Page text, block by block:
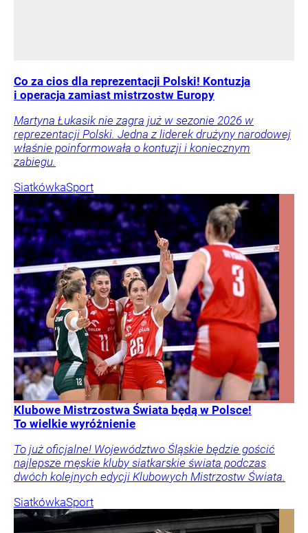
Co za cios dla reprezentacji Polski! Kontuzja
i operacja zamiast mistrzostw Europy
Martyna Łukasik nie zagra już w sezonie 2026 w
reprezentacji Polski. Jedna z liderek drużyny narodowej
właśnie poinformowała o kontuzji i koniecznym
zabiegu.
SiatkówkaSport
Klubowe Mistrzostwa Świata będą w Polsce!
To wielkie wyróżnienie
To już oficjalne! Województwo Śląskie będzie gościć
najlepsze męskie kluby siatkarskie świata podczas
dwóch kolejnych edycji Klubowych Mistrzostw Świata.
SiatkówkaSport